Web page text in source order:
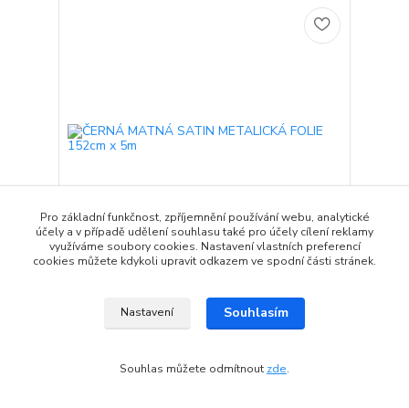
5 000 Kč/ks
2-4 týdny od
Přidat do košíku
Pro základní funkčnost, zpříjemnění používání webu, analytické
účely a v případě udělení souhlasu také pro účely cílení reklamy
využíváme soubory cookies. Nastavení vlastních preferencí
cookies můžete kdykoli upravit odkazem ve spodní části stránek.
Nastavení Souhlasím
Souhlas můžete odmítnout zde.